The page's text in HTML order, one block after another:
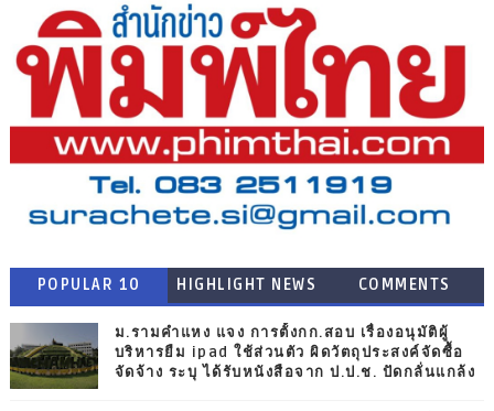
POPULAR 10 HIGHLIGHT NEWS COMMENTS
ม.รามคำแหง แจง การตั้งกก.สอบ เรื่องอนุมัติผู้
บริหารยืม ipad ใช้ส่วนตัว ผิดวัตถุประสงค์จัดซื้อ
จัดจ้าง ระบุ ได้รับหนังสือจาก ป.ป.ช. ปัดกลั่นแกล้ง